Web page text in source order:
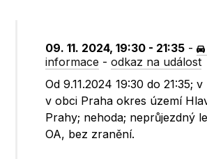
09. 11. 2024, 19:30 - 21:35 -
informace -odkaz na událost
Od 9.11.2024 19:30 do 21:35;
v obci Praha okres území
Prahy; nehoda; neprůjezdný
OA, bez zranění.